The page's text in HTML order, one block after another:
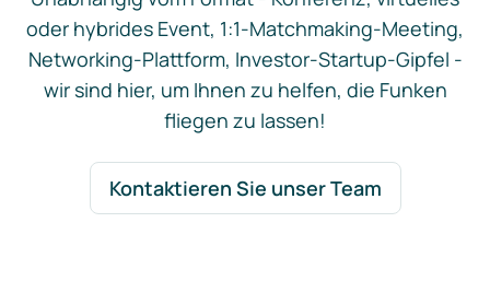
oder hybrides Event, 1:1-Matchmaking-Meeting,
Networking-Plattform, Investor-Startup-Gipfel -
wir sind hier, um Ihnen zu helfen, die Funken
fliegen zu lassen!
Kontaktieren Sie unser Team